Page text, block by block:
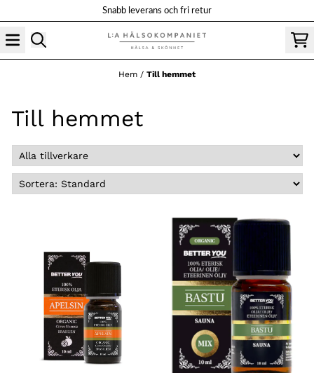
Snabb leverans och fri retur
Hem / Till hemmet
Till hemmet